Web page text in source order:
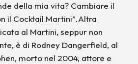
della mia vita? Cambiare il
il Cocktail Martini”.Altra
al Martini, seppur non
è di Rodney Dangerfield, al
morto nel 2004, attore e